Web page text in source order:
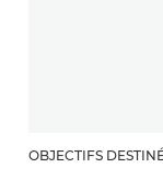
OBJECTIFS